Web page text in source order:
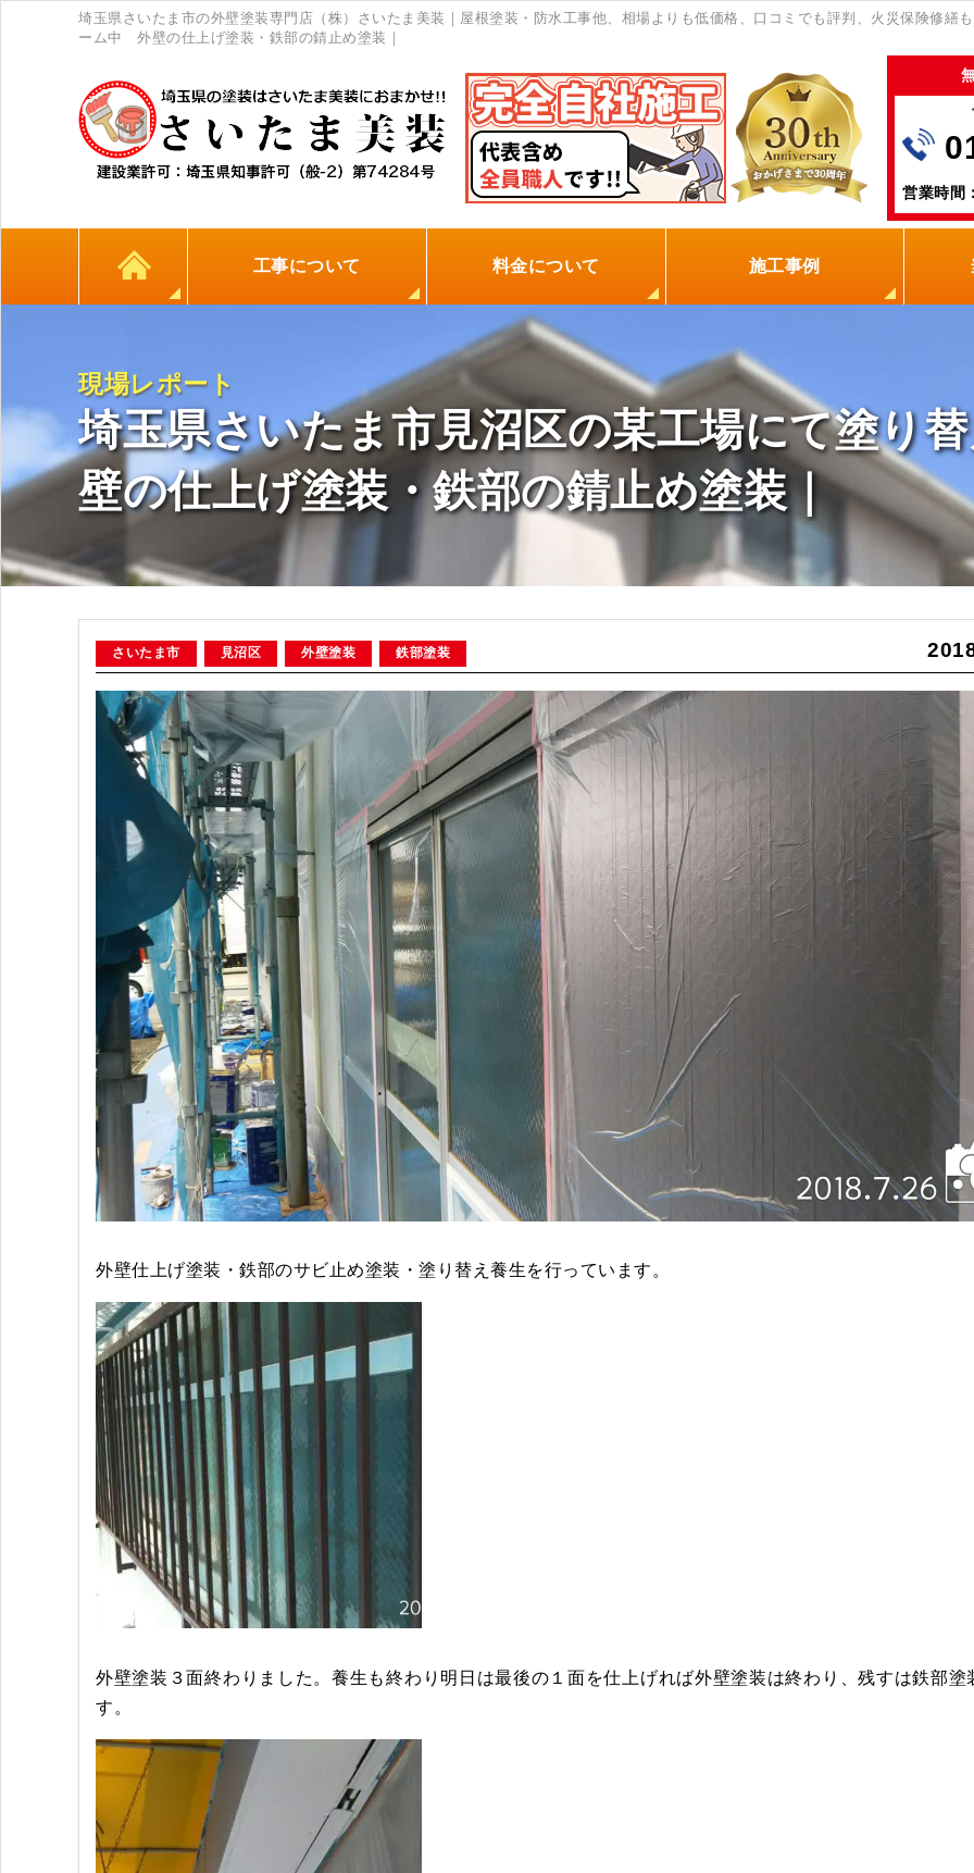
埼玉県さいたま市の外壁塗装専門店（株）さいたま美装｜屋根塗装・防水工事他、相場よりも低価格、口コミでも評判、火災保険修繕
ーム中 外壁の仕上げ塗装・鉄部の錆止め塗装｜
営業時間
工事について 料金について
地元の塗装屋を選ぶ理由
0円点検
火災保険
保証制度
施工事例
現場レポート
埼玉県さいたま市見沼区の某工場にて塗り
壁の仕上げ塗装・鉄部の錆止め塗装｜
さいたま市 見沼区 外壁塗装 鉄部塗装
外壁仕上げ塗装・鉄部のサビ止め塗装・塗り替え養生を行っています。
外壁塗装３面終わりました。養生も終わり明日は最後の１面を仕上げれば外壁塗装は終わり、残すは鉄部塗
す。